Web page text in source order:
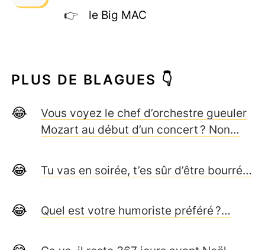
le Big MAC
PLUS DE BLAGUES 👇
Vous voyez le chef d’orchestre gueuler
Mozart au début d’un concert ? Non…
Tu vas en soirée, t’es sûr d’être bourré…
Quel est votre humoriste préféré ?…